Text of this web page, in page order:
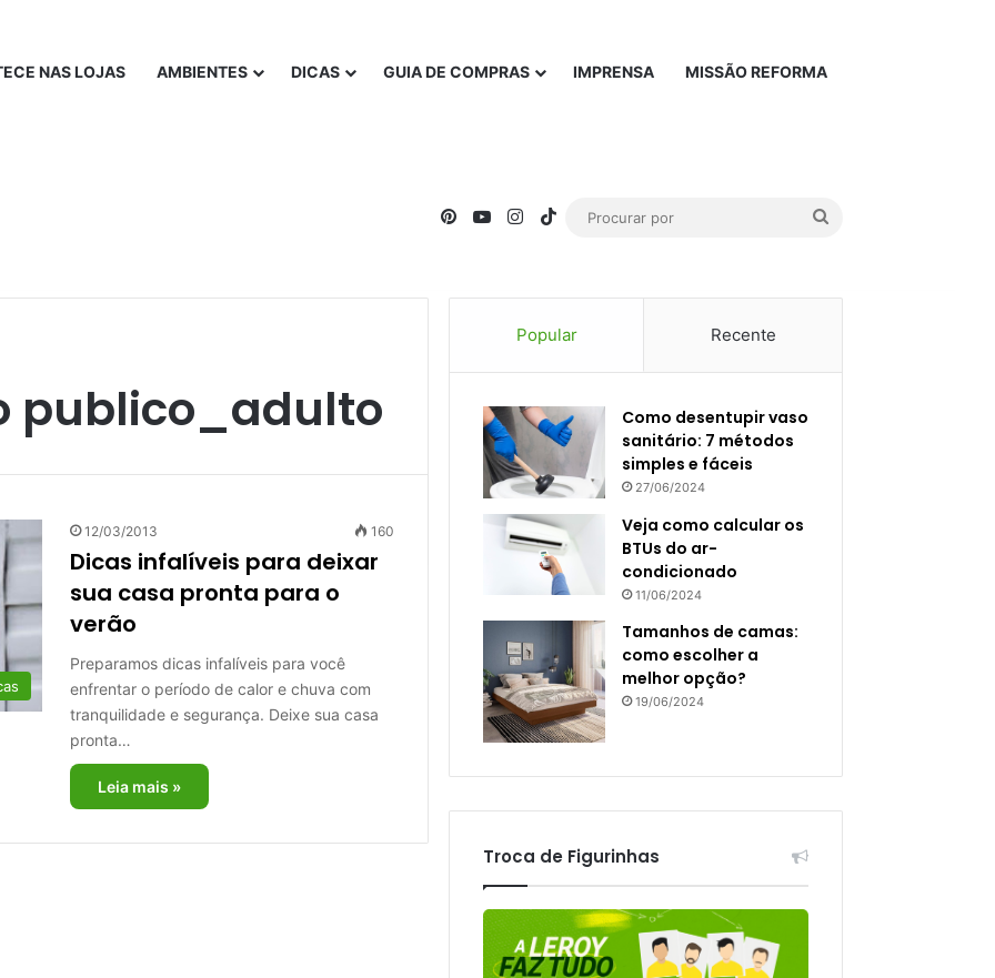
NAS LOJAS AMBIENTES DICAS GUIA DE COMPRAS IMPRENSA MISSÃO REFORMA
PinterestYouTubeInstagram
TikTok
publico_adulto
12/03/2013 160
Dicas infalíveis para deixar
sua casa pronta para o
verão
Preparamos dicas infalíveis para você
enfrentar o período de calor e chuva com
tranquilidade e segurança. Deixe sua casa
pronta…
Leia mais »
Popular Recente
Como desentupir vaso
sanitário: 7 métodos
simples e fáceis
27/06/2024
Veja como calcular os
BTUs do ar-
condicionado
11/06/2024
Tamanhos de camas:
como escolher a
melhor opção?
19/06/2024
Troca de Figurinhas